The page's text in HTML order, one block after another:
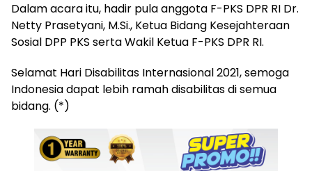
Dalam acara itu, hadir pula anggota F-PKS DPR RI Dr.
Netty Prasetyani, M.Si., Ketua Bidang Kesejahteraan
Sosial DPP PKS serta Wakil Ketua F-PKS DPR RI.
Selamat Hari Disabilitas Internasional 2021, semoga
Indonesia dapat lebih ramah disabilitas di semua
bidang. (*)